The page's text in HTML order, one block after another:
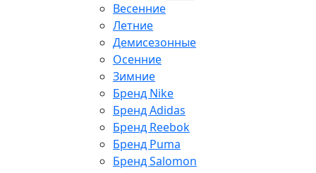
Весенние
Летние
Демисезонные
Осенние
Зимние
Бренд Nike
Бренд Adidas
Бренд Reebok
Бренд Puma
Бренд Salomon